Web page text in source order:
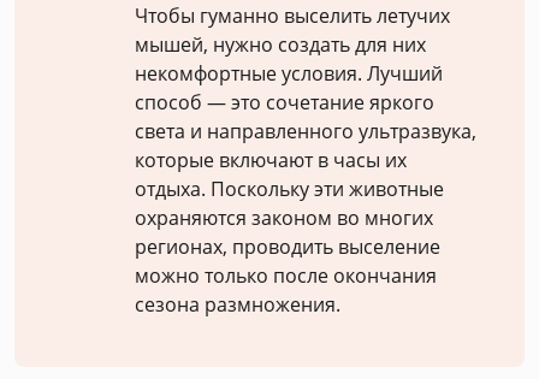
Чтобы гуманно выселить летучих
мышей, нужно создать для них
некомфортные условия. Лучший
способ — это сочетание яркого
света и направленного ультразвука,
которые включают в часы их
отдыха. Поскольку эти животные
охраняются законом во многих
регионах, проводить выселение
можно только после окончания
сезона размножения.